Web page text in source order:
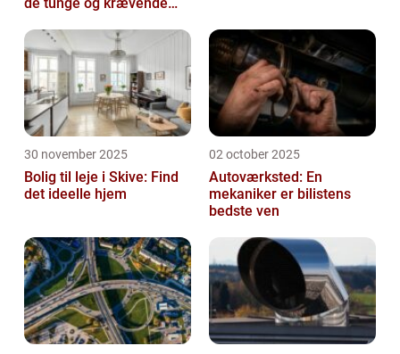
30 november 2025
Bolig til leje i Skive: Find
det ideelle hjem
02 october 2025
Autoværksted: En
mekaniker er bilistens
bedste ven